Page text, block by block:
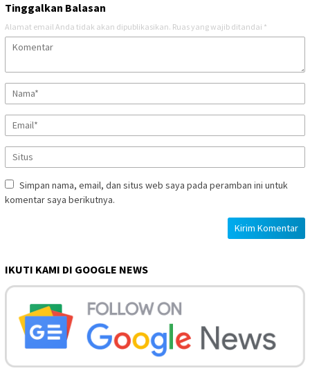
Tinggalkan Balasan
Alamat email Anda tidak akan dipublikasikan. Ruas yang wajib ditandai *
Simpan nama, email, dan situs web saya pada peramban ini untuk
komentar saya berikutnya.
IKUTI KAMI DI GOOGLE NEWS